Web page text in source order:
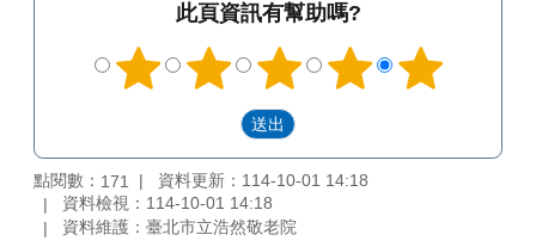
此頁資訊有幫助嗎?
點閱數： 171
資料更新：114-10-01 14:18
資料檢視：114-10-01 14:18
資料維護：臺北市立浩然敬老院